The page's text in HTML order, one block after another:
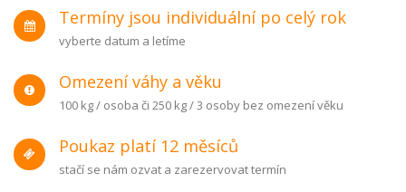
Termíny jsou individuální po celý rok
vyberte datum a letíme
Omezení váhy a věku
100 kg / osoba či 250 kg / 3 osoby bez omezení věku
Poukaz platí 12 měsíců
stačí se nám ozvat a zarezervovat termín